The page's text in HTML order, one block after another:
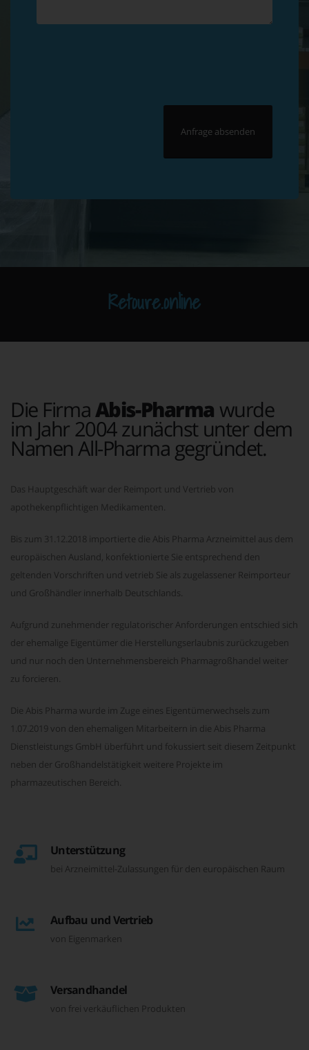
Retoure.online
Die Firma Abis-Pharma wurde
im Jahr 2004 zunächst unter dem
Namen All-Pharma gegründet.
Das Hauptgeschäft war der Reimport und Vertrieb von
apothekenpflichtigen Medikamenten.
Bis zum 31.12.2018 importierte die Abis Pharma Arzneimittel aus dem
europäischen Ausland, konfektionierte Sie entsprechend den
geltenden Vorschriften und vetrieb Sie als zugelassener Reimporteur
und Großhändler innerhalb Deutschlands.
Aufgrund zunehmender regulatorischer Anforderungen entschied sich
der ehemalige Eigentümer die Herstellungserlaubnis zurückzugeben
und nur noch den Unternehmensbereich Pharmagroßhandel weiter
zu forcieren.
Die Abis Pharma wurde im Zuge eines Eigentümerwechsels zum
1.07.2019 von den ehemaligen Mitarbeitern in die Abis Pharma
Dienstleistungs GmbH überführt und fokussiert seit diesem Zeitpunkt
neben der Großhandelstätigkeit weitere Projekte im
pharmazeutischen Bereich.
Unterstützung
bei Arzneimittel-Zulassungen für den europäischen Raum
Aufbau und Vertrieb
von Eigenmarken
Versandhandel
von frei verkäuflichen Produkten